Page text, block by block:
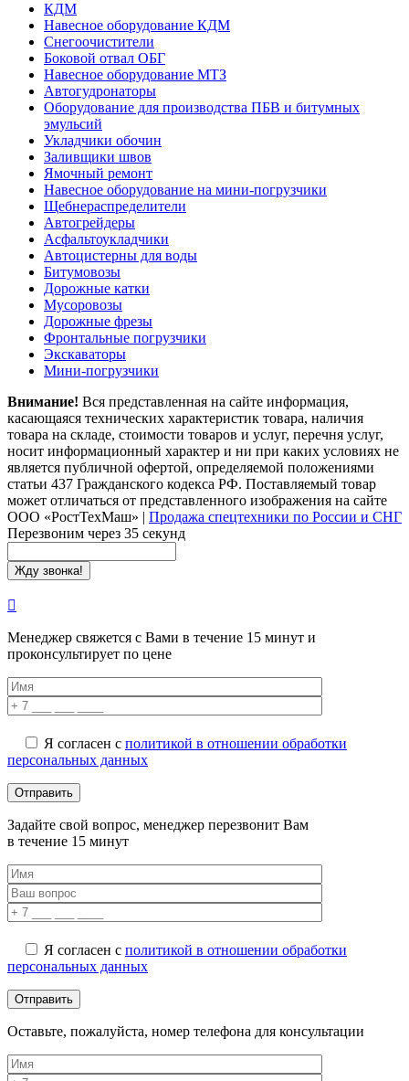
КДМ
Навесное оборудование КДМ
Снегоочистители
Боковой отвал ОБГ
Навесное оборудование МТЗ
Автогудронаторы
Оборудование для производства ПБВ и битумных
эмульсий
Укладчики обочин
Заливщики швов
Ямочный ремонт
Навесное оборудование на мини-погрузчики
Щебнераспределители
Автогрейдеры
Асфальтоукладчики
Автоцистерны для воды
Битумовозы
Дорожные катки
Мусоровозы
Дорожные фрезы
Фронтальные погрузчики
Экскаваторы
Мини-погрузчики
Внимание! Вся представленная на сайте информация,
касающаяся технических характеристик товара, наличия
товара на складе, стоимости товаров и услуг, перечня услуг,
носит информационный характер и ни при каких условиях не
является публичной офертой, определяемой положениями
статьи 437 Гражданского кодекса РФ. Поставляемый товар
может отличаться от представленного изображения на сайте
ООО «РостТехМаш» | Продажа спецтехники по России и СНГ
Перезвоним через 35 секунд
Менеджер свяжется с Вами в течение 15 минут и
проконсультирует по цене
Я согласен с политикой в отношении обработки
персональных данных
Задайте свой вопрос, менеджер перезвонит Вам
в течение 15 минут
Я согласен с политикой в отношении обработки
персональных данных
Оставьте, пожалуйста, номер телефона для консультации